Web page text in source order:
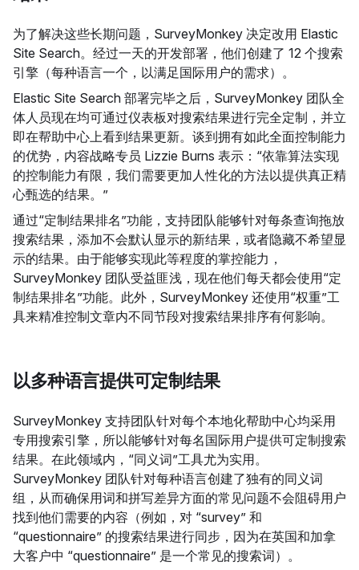
为了解决这些长期问题，SurveyMonkey 决定改用 Elastic
Site Search。经过一天的开发部署，他们创建了 12 个搜索
引擎（每种语言一个，以满足国际用户的需求）。
Elastic Site Search 部署完毕之后，SurveyMonkey 团队全
体人员现在均可通过仪表板对搜索结果进行完全定制，并立
即在帮助中心上看到结果更新。谈到拥有如此全面控制能力
的优势，内容战略专员 Lizzie Burns 表示：“依靠算法实现
的控制能力有限，我们需要更加人性化的方法以提供真正精
心甄选的结果。”
通过“定制结果排名”功能，支持团队能够针对每条查询拖放
搜索结果，添加不会默认显示的新结果，或者隐藏不希望显
示的结果。由于能够实现此等程度的掌控能力，
SurveyMonkey 团队受益匪浅，现在他们每天都会使用“定
制结果排名”功能。此外，SurveyMonkey 还使用“权重”工
具来精准控制文章内不同节段对搜索结果排序有何影响。
以多种语言提供可定制结果
SurveyMonkey 支持团队针对每个本地化帮助中心均采用
专用搜索引擎，所以能够针对每名国际用户提供可定制搜索
结果。在此领域内，“同义词”工具尤为实用。
SurveyMonkey 团队针对每种语言创建了独有的同义词
组，从而确保用词和拼写差异方面的常见问题不会阻碍用户
找到他们需要的内容（例如，对 “survey” 和
“questionnaire” 的搜索结果进行同步，因为在英国和加拿
大客户中 “questionnaire” 是一个常见的搜索词）。